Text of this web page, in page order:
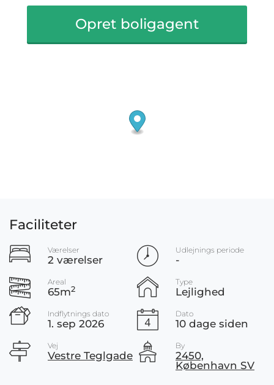
Opret boligagent
Faciliteter
Værelser
2 værelser
Udlejnings periode
-
Areal
65m2
Type
Lejlighed
Indflytnings dato
1. sep 2026
Dato
10 dage siden
Vej
Vestre Teglgade
By
2450,
København SV